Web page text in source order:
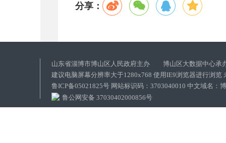
分享：
山东省淄博市博山区人民政府主办 博山区大数据中心承
建议电脑屏幕分辨率大于1280x768 使用IE9浏览器进行浏览
鲁ICP备05021825号 网站标识码：3703040010 中文域名：
鲁公网安备 37030402000856号